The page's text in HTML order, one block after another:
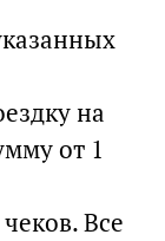
на
от 1
Все